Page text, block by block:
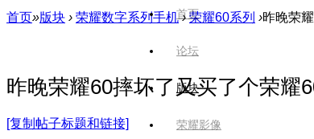
首页
论坛
版块
荣耀影像
首页»版块 › 荣耀数字系列手机 › 荣耀60系列 ›昨晚荣
昨晚荣耀60摔坏了又买了个荣耀
[复制帖子标题和链接]